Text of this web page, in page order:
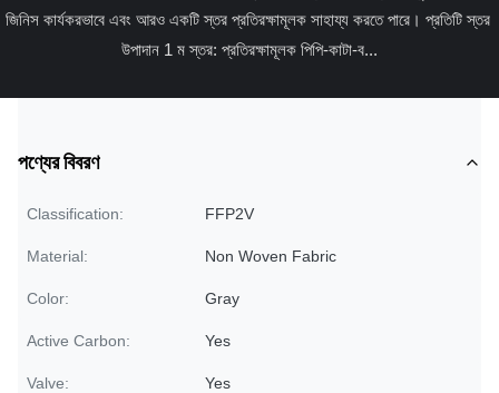
জিনিস কার্যকরভাবে এবং আরও একটি স্তর প্রতিরক্ষামূলক সাহায্য করতে পারে। প্রতিটি স্তর
উপাদান 1 ম স্তর: প্রতিরক্ষামূলক পিপি-কাটা-ব...
পণ্যের বিবরণ
Classification: FFP2V
Material: Non Woven Fabric
Color: Gray
Active Carbon: Yes
Valve: Yes